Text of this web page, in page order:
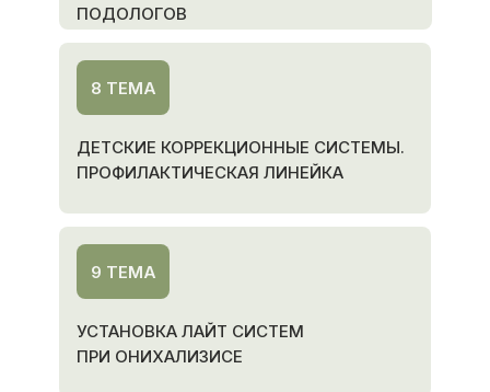
ПОДОЛОГОВ
ДЕТСКИЕ КОРРЕКЦИОННЫЕ СИСТЕМЫ.
ПРОФИЛАКТИЧЕСКАЯ ЛИНЕЙКА
8 ТЕМА
УСТАНОВКА ЛАЙТ СИСТЕМ
ПРИ ОНИХАЛИЗИСЕ
9 ТЕМА